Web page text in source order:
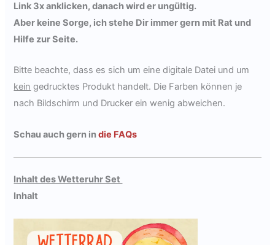
Link 3x anklicken, danach wird er ungültig.
Aber keine Sorge, ich stehe Dir immer gern mit Rat und
Hilfe zur Seite.
Bitte beachte, dass es sich um eine digitale Datei und um
kein gedrucktes Produkt handelt. Die Farben können je
nach Bildschirm und Drucker ein wenig abweichen.
Schau auch gern indie FAQs
Inhalt des Wetteruhr Set
Inhalt